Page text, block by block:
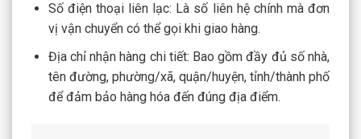
Số điện thoại liên lạc: Là số liên hệ chính mà đơn
vị vận chuyển có thể gọi khi giao hàng.
Địa chỉ nhận hàng chi tiết: Bao gồm đầy đủ số nhà,
tên đường, phường/xã, quận/huyện, tỉnh/thành phố
để đảm bảo hàng hóa đến đúng địa điểm.